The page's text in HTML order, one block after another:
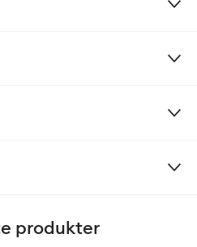
produkter